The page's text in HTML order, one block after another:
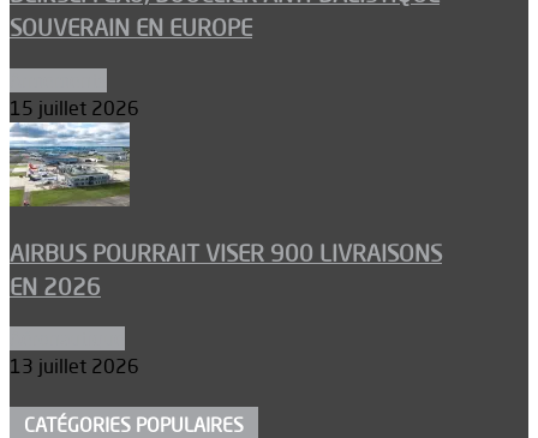
SOUVERAIN EN EUROPE
15 juillet 2026
AIRBUS POURRAIT VISER 900 LIVRAISONS
EN 2026
13 juillet 2026
CATÉGORIES POPULAIRES